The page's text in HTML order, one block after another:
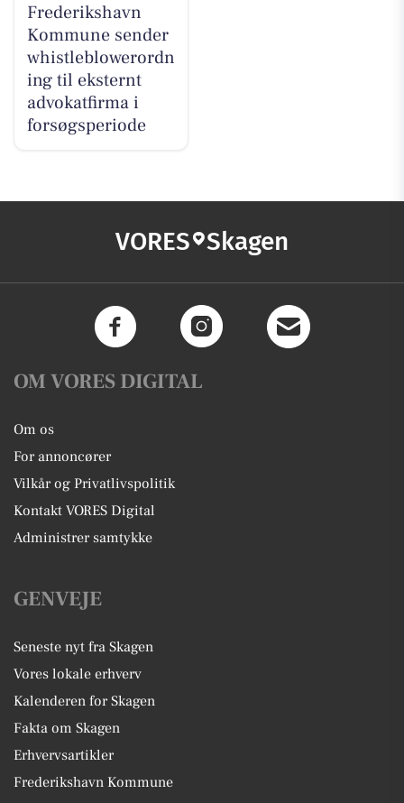
Frederikshavn
Kommune sender
whistleblowerordn
ing til eksternt
advokatfirma i
forsøgsperiode
VORES Skagen
OM VORES DIGITAL
Om os
For annoncører
Vilkår og Privatlivspolitik
Kontakt VORES Digital
Administrer samtykke
GENVEJE
Seneste nyt fra Skagen
Vores lokale erhverv
Kalenderen for Skagen
Fakta om Skagen
Erhvervsartikler
Frederikshavn Kommune